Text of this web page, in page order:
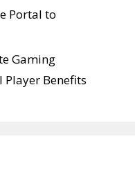
Portal to
Gaming
Benefits